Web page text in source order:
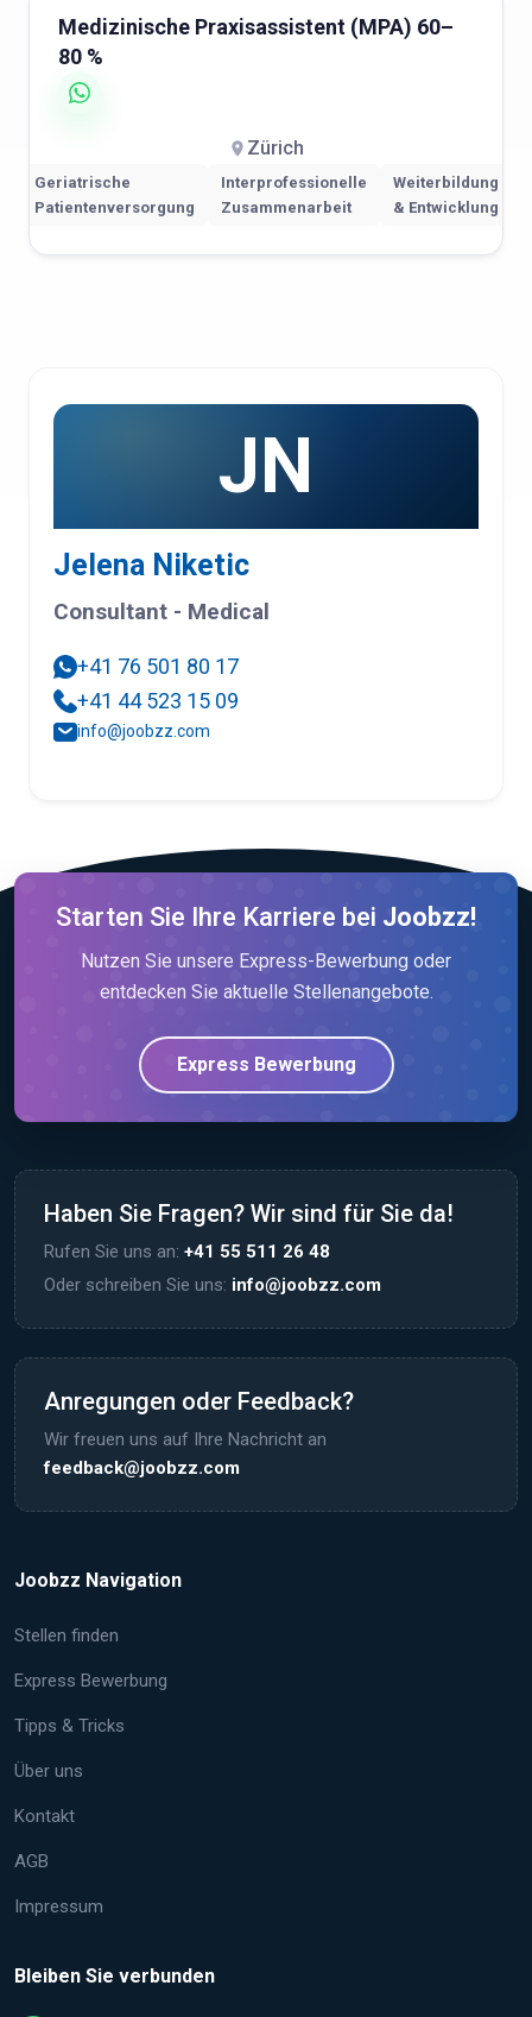
Medizinische Praxisassistent (MPA) 60–
80 %
Zürich
Geriatrische
Patientenversorgung
Interprofessionelle
Zusammenarbeit
Weiterbildung
& Entwicklung
JN
Jelena Niketic
Consultant - Medical
+41 76 501 80 17
+41 44 523 15 09
info@joobzz.com
Starten Sie Ihre Karriere bei Joobzz!
Nutzen Sie unsere Express-Bewerbung oder
entdecken Sie aktuelle Stellenangebote.
Express Bewerbung
Haben Sie Fragen? Wir sind für Sie da!
Rufen Sie uns an: +41 55 511 26 48
Oder schreiben Sie uns: info@joobzz.com
Anregungen oder Feedback?
Wir freuen uns auf Ihre Nachricht an
feedback@joobzz.com
Joobzz Navigation
Stellen finden
Express Bewerbung
Tipps & Tricks
Über uns
Kontakt
AGB
Impressum
Bleiben Sie verbunden